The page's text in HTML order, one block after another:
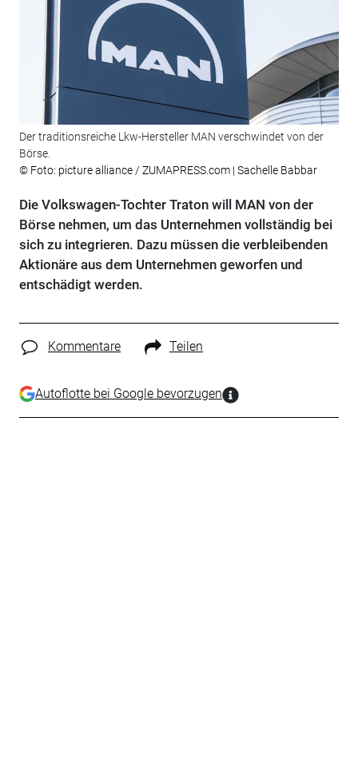
Der traditionsreiche Lkw-Hersteller MAN verschwindet von der
Börse.
© Foto: picture alliance / ZUMAPRESS.com | Sachelle Babbar
Die Volkswagen-Tochter Traton will MAN von der
Börse nehmen, um das Unternehmen vollständig bei
sich zu integrieren. Dazu müssen die verbleibenden
Aktionäre aus dem Unternehmen geworfen und
entschädigt werden.
Kommentare Teilen
Autoflotte bei Google bevorzugen